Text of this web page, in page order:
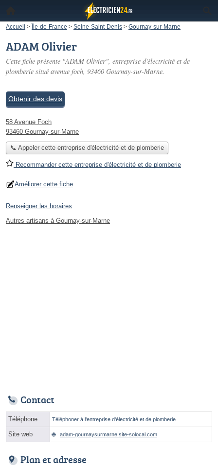
Accueil > Île-de-France > Seine-Saint-Denis > Gournay-sur-Marne
ADAM Olivier
Cette fiche présente "ADAM Olivier", entreprise d'électricité et de
plomberie situé avenue foch, 93460 Gournay-sur-Marne.
Obtenir des devis
58 Avenue Foch
93460 Gournay-sur-Marne
📞 Appeler cette entreprise d'électricité et de plomberie
Recommander cette entreprise d'électricité et de plomberie
Améliorer cette fiche
Renseigner les horaires
Autres artisans à Gournay-sur-Marne
Contact
Téléphone Téléphoner à l'entreprise d'électricité et de plomberie
Site web adam-gournaysurmarne.site-solocal.com
Plan et adresse